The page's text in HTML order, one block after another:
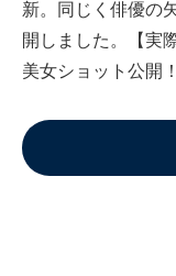
新。同じく俳優の
開しました。【実
美女ショット公開